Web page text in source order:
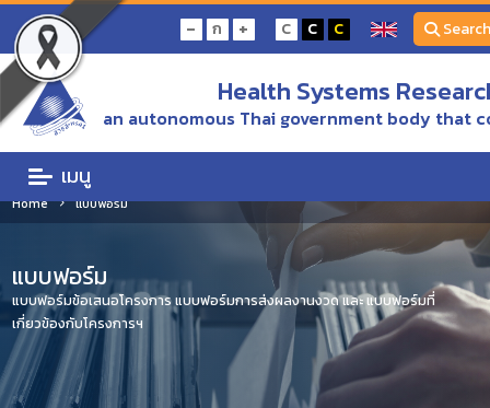
- ก + C C C Search
Health Systems
an autonomous Thai government body that
เมนู
Home แบบฟอร์ม
แบบฟอร์ม
แบบฟอร์มข้อเสนอโครงการ แบบฟอร์มการส่งผลงานงวด และ แบบฟอร์มที่
เกี่ยวข้องกับโครงการฯ